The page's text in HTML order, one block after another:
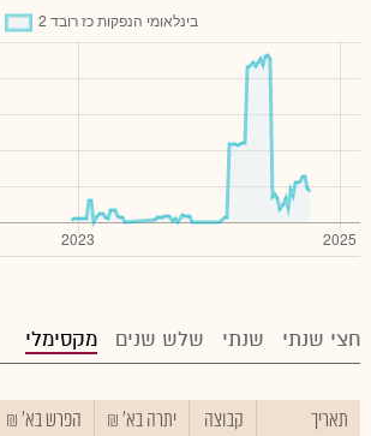
חצי שנתי שנתי שלש שנים מקסימלי
תאריך קבוצה יתרה בא' ₪ הפרש בא' ₪